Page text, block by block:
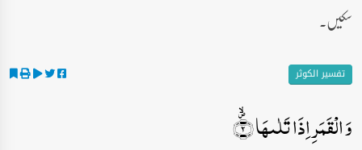
سکیں۔
تفسیر الکوثر
وَ الۡقَمَرِ اِذَا تَلٰىہَا ۪ۙ﴿۲﴾